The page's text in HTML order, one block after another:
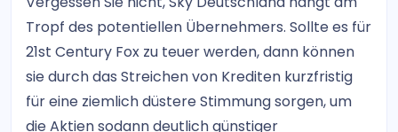
Tropf des potentiellen Übernehmers. Sollte es für
21st Century Fox zu teuer werden, dann können
sie durch das Streichen von Krediten kurzfristig
für eine ziemlich düstere Stimmung sorgen, um
die Aktien sodann deutlich günstiger